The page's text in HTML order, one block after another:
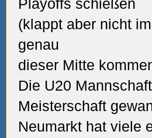
Playoffs schießen
(klappt aber nicht
genau
dieser Mitte
Die U20
Meisterschaft
Neumarkt hat viele